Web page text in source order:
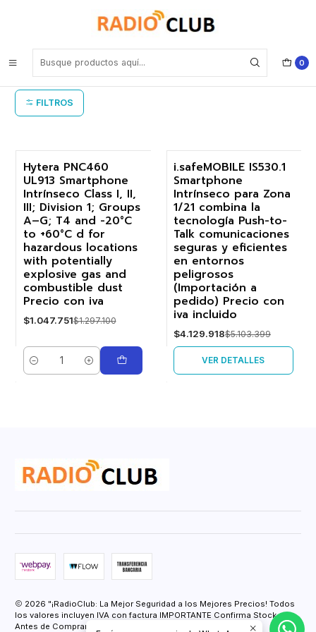
0
LTE Intrínseco
FILTROS
-19%
Hytera PNC460
UL913 Smartphone
Intrínseco Class I, II,
III; Division 1; Groups
A–G; T4 and -20°C
to +60°C d for
hazardous locations
with potentially
explosive gas and
combustible dust
Precio con iva
$1.047.751$1.297.100
Cantidad
-19%
Agotado
i.safeMOBILE IS530.1
Smartphone
Intrínseco para Zona
1/21 combina la
tecnología Push-to-
Talk comunicaciones
seguras y eficientes
en entornos
peligrosos
(Importación a
pedido) Precio con
iva incluido
$4.129.918$5.103.399
VER DETALLES
2026 "¡RadioClub: La Mejor Seguridad a los Mejores Precios! Todos
los valores incluyen IVA con factura IMPORTANTE Confirma Stock
Antes de Comprar.".